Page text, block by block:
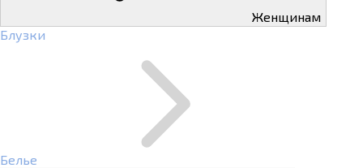
Женщинам
Блузки
Белье